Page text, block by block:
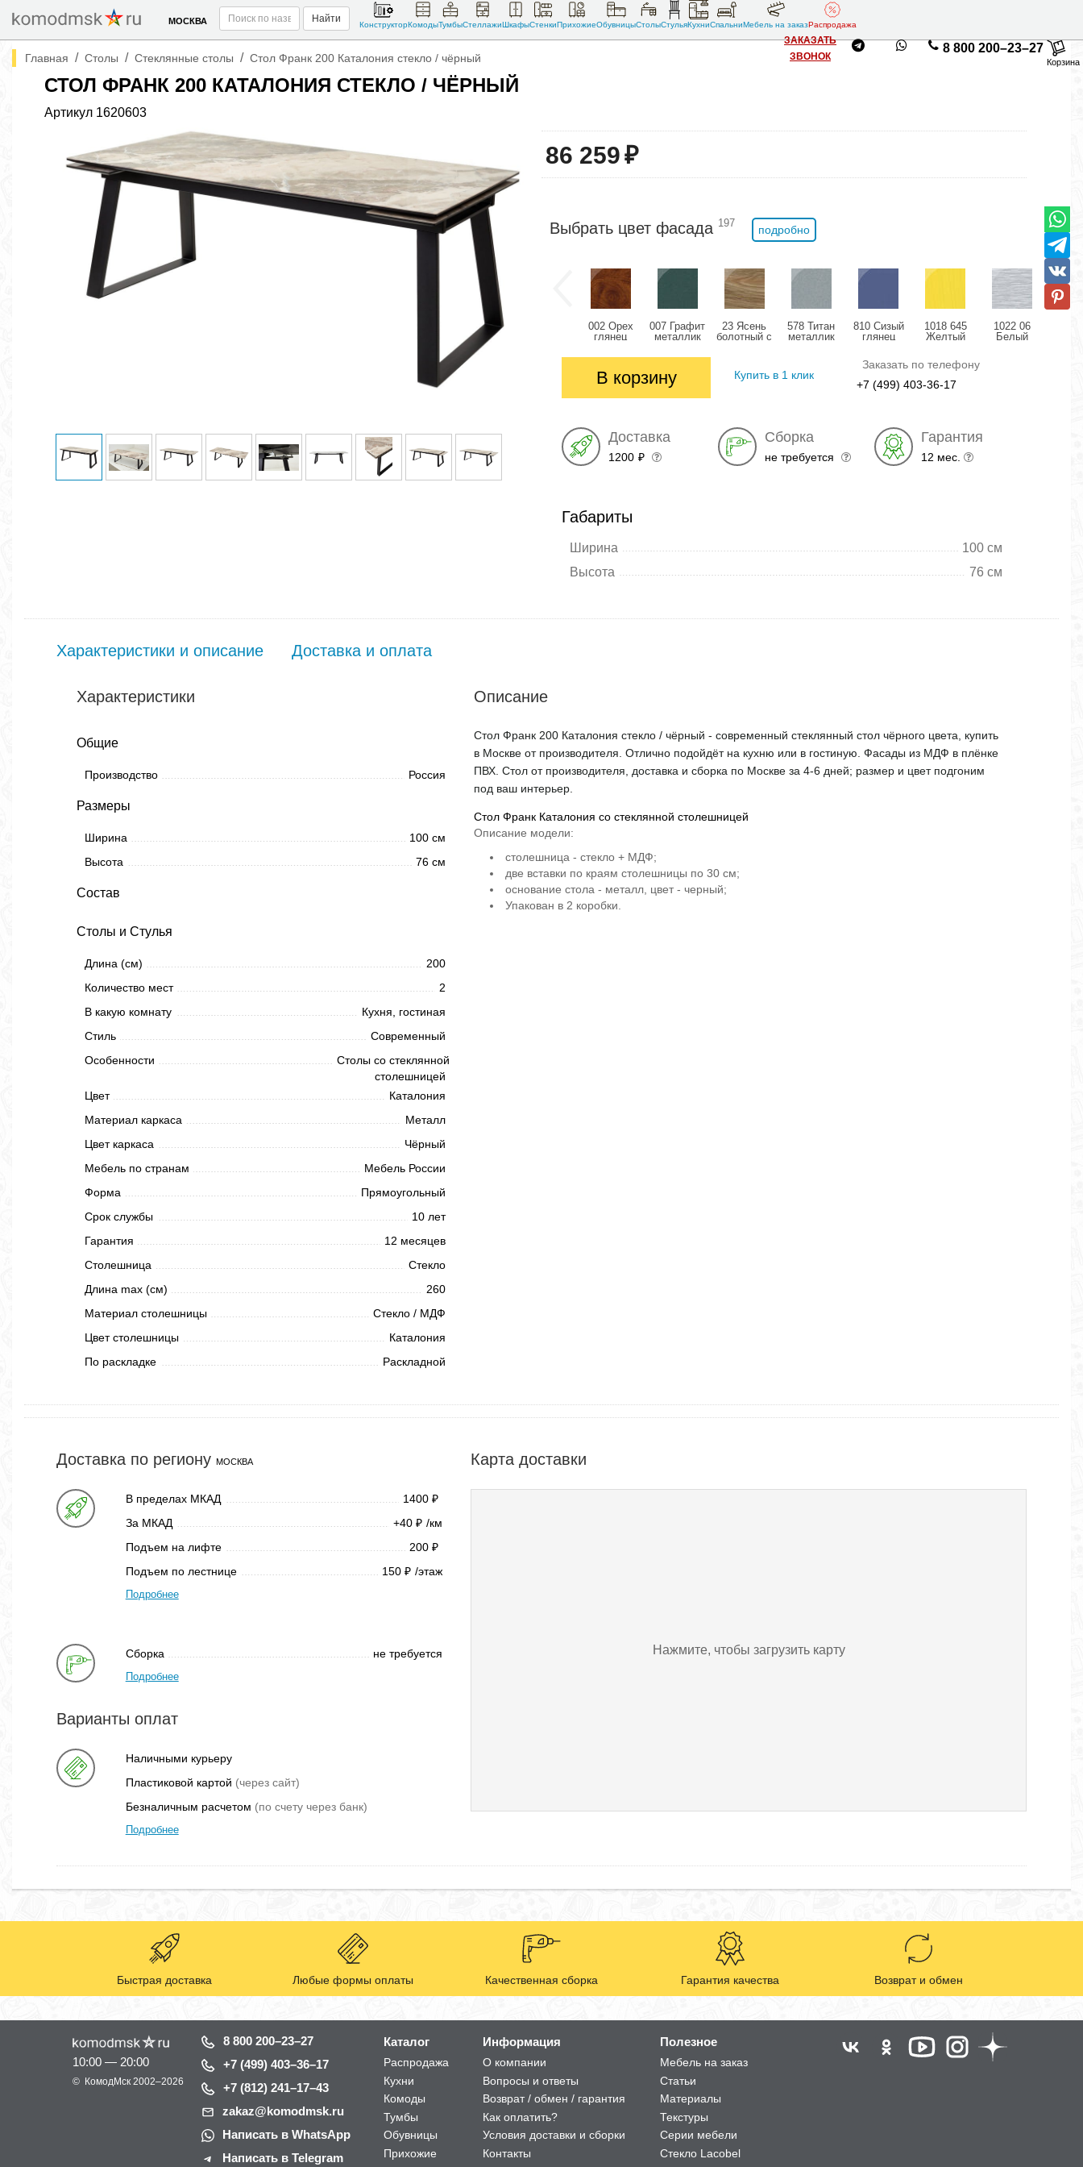
МОСКВА Найти
КонструкторКомодыТумбыСтеллажиШкафыСтенкиПрихожиеОбувницыСтолыСтульяКухниСпальниМебель на заказРаспродажа
ЗАКАЗАТЬ
ЗВОНОК
8 800 200–23–27
Корзина
Главная / Столы / Стеклянные столы / Стол Франк 200 Каталония стекло / чёрный
СТОЛ ФРАНК 200 КАТАЛОНИЯ СТЕКЛО / ЧЁРНЫЙ
Артикул 1620603
86 259₽
Выбрать цвет фасада 197
подробно
002 Орех
глянец
007 Графит
металлик
23 Ясень
болотный с
578 Титан
металлик
810 Сизый
глянец
1018 645
Желтый
глянец
1022 06
Белый
В корзину Купить в 1 клик
Заказать по телефону
+7 (499) 403-36-17
Доставка
1200 ₽
Сборка
не требуется
Гарантия
12 мес.
Габариты
Ширина
100 см
Высота
76 см
Характеристики и описание Доставка и оплата
Характеристики
Общие
Производство Россия
Размеры
Ширина
100 см
Высота
76 см
Состав
Столы и Стулья
Длина (см)
200
Количество мест
2
В какую комнату
Кухня, гостиная
Стиль
Современный
Особенности
Столы со стеклянной
столешницей
Цвет
Каталония
Материал каркаса
Металл
Цвет каркаса
Чёрный
Мебель по странам
Мебель России
Форма
Прямоугольный
Срок службы
10 лет
Гарантия
12 месяцев
Столешница
Стекло
Длина max (см)
260
Материал столешницы
Стекло / МДФ
Цвет столешницы
Каталония
По раскладке
Раскладной
Описание
Стол Франк 200 Каталония стекло / чёрный - современный стеклянный стол чёрного цвета, купить
в Москве от производителя. Отлично подойдёт на кухню или в гостиную. Фасады из МДФ в плёнке
ПВХ. Стол от производителя, доставка и сборка по Москве за 4-6 дней; размер и цвет подгоним
под ваш интерьер.
Стол Франк Каталония со стеклянной столешницей
Описание модели:
столешница - стекло + МДФ;
две вставки по краям столешницы по 30 см;
основание стола - металл, цвет - черный;
Упакован в 2 коробки.
Доставка по региону МОСКВА
В пределах МКАД 1400 ₽
За МКАД +40 ₽ /км
Подъем на лифте
200 ₽
Подъем по лестнице 150 ₽ /этаж
Подробнее
Сборка не требуется
Подробнее
Варианты оплат
Наличными курьеру
Пластиковой картой (через сайт)
Безналичным расчетом (по счету через банк)
Подробнее
Карта доставки
Нажмите, чтобы загрузить карту
Быстрая доставка Любые формы оплаты Качественная сборка Гарантия качества Возврат и обмен
10:00 — 20:00
© КомодМск 2002–2026
8 800 200–23–27
+7 (499) 403–36–17
+7 (812) 241–17–43
zakaz@komodmsk.ru
Написать в WhatsApp
Написать в Telegram
Каталог
Распродажа
Кухни
Комоды
Тумбы
Обувницы
Прихожие
Информация
О компании
Вопросы и ответы
Возврат / обмен / гарантия
Как оплатить?
Условия доставки и сборки
Контакты
Полезное
Мебель на заказ
Статьи
Материалы
Текстуры
Серии мебели
Стекло Lacobel